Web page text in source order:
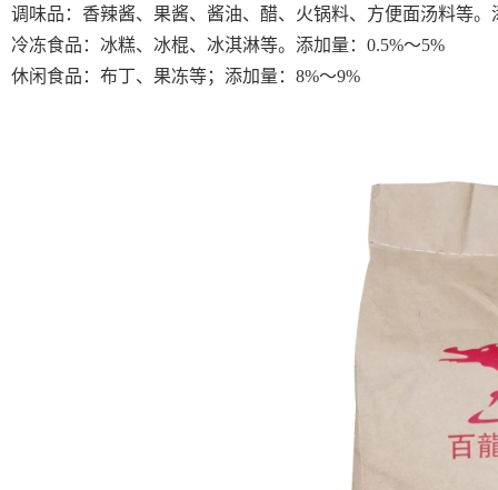
调味品：香辣酱、果酱、酱油、醋、火锅料、方便面汤料等。
冷冻食品：冰糕、冰棍、冰淇淋等。添加量： 0.5%～5%
休闲食品：布丁、果冻等；添加量： 8%～9%